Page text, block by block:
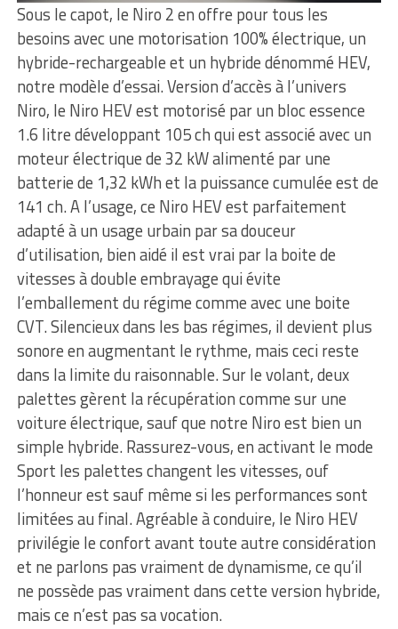
Sous le capot, le Niro 2 en offre pour tous les
besoins avec une motorisation 100% électrique, un
hybride-rechargeable et un hybride dénommé HEV,
notre modèle d’essai. Version d’accès à l’univers
Niro, le Niro HEV est motorisé par un bloc essence
1.6 litre développant 105 ch qui est associé avec un
moteur électrique de 32 kW alimenté par une
batterie de 1,32 kWh et la puissance cumulée est de
141 ch. A l’usage, ce Niro HEV est parfaitement
adapté à un usage urbain par sa douceur
d’utilisation, bien aidé il est vrai par la boite de
vitesses à double embrayage qui évite
l’emballement du régime comme avec une boite
CVT. Silencieux dans les bas régimes, il devient plus
sonore en augmentant le rythme, mais ceci reste
dans la limite du raisonnable. Sur le volant, deux
palettes gèrent la récupération comme sur une
voiture électrique, sauf que notre Niro est bien un
simple hybride. Rassurez-vous, en activant le mode
Sport les palettes changent les vitesses, ouf
l’honneur est sauf même si les performances sont
limitées au final. Agréable à conduire, le Niro HEV
privilégie le confort avant toute autre considération
et ne parlons pas vraiment de dynamisme, ce qu’il
ne possède pas vraiment dans cette version hybride,
mais ce n’est pas sa vocation.